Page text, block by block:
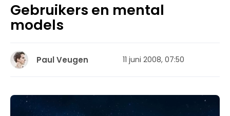
Gebruikers en mental
models
Paul Veugen 11 juni 2008, 07:50